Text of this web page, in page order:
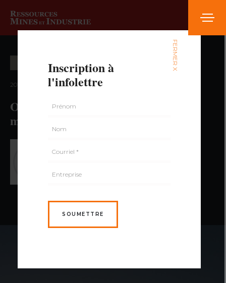
2016 — volume 3, numéro 3
Optimisation du transbordement de
minerai dans un terminal portuaire
FERMER X
Inscription à
l'infolettre
SOUMETTRE